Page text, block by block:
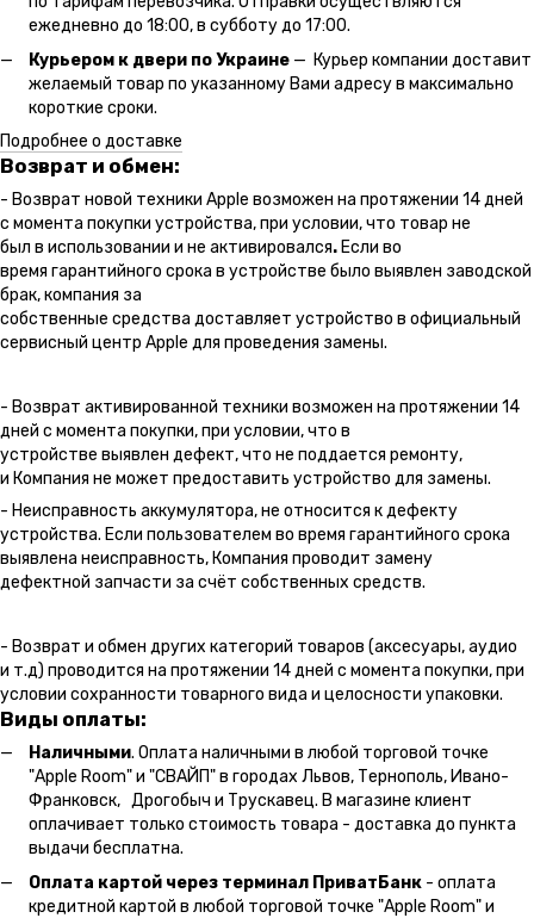
ежедневно до 18:00, в субботу до 17:00.
Курьером к двери по Украине — Курьер компании доставит
желаемый товар по указанному Вами адресу в максимально
короткие сроки.
Подробнее о доставке
Возврат и обмен:
- Возврат новой техники Apple возможен на протяжении 14 дней
с момента покупки устройства, при условии, что товар не
был в использовании и не активировался. Если во
время гарантийного срока в устройстве было выявлен заводской
брак, компания за
собственные средства доставляет устройство в официальный
сервисный центр Apple для проведения замены.
- Возврат активированной техники возможен на протяжении 14
дней с момента покупки, при условии, что в
устройстве выявлен дефект, что не поддается ремонту,
и Компания не может предоставить устройство для замены.
- Неисправность аккумулятора, не относится к дефекту
устройства. Если пользователем во время гарантийного срока
выявлена неисправность, Компания проводит замену
дефектной запчасти за счёт собственных средств.
- Возврат и обмен других категорий товаров (аксесуары, аудио
и т.д) проводится на протяжении 14 дней с момента покупки, при
условии сохранности товарного вида и целосности упаковки.
Виды оплаты:
Наличными. Оплата наличными в любой торговой точке
"Apple Room" и "СВАЙП" в городах Львов, Тернополь, Ивано-
Франковск, Дрогобыч и Трускавец. В магазине клиент
оплачивает только стоимость товара - доставка до пункта
выдачи бесплатна.
Оплата картой через терминал ПриватБанк - оплата
кредитной картой в любой торговой точке "Apple Room" и